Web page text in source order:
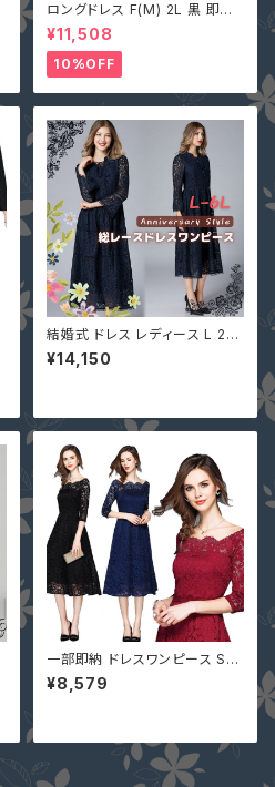
ロングドレス F(M) 2L 黒 即納
マキシワンピース キャバ嬢 パー
ティードレス スパンコール 二次
会 大きいサイズ YJ-6536 レデ
ィース 背中開き ノースリーブ イ
ブニングドレス
¥11,508
10%OFF
結婚式 ドレス レディース L 2L
3L 4L 5L 6L ネイビー 長袖 袖
あり 大きいサイズ MD-Y1620
ス
¥14,150
一部即納 ドレスワンピース S-4
L ネイビー 黒 赤 ミモレ 総レー
ス ぽっちゃり 大きいサイズ 七分
¥8,579